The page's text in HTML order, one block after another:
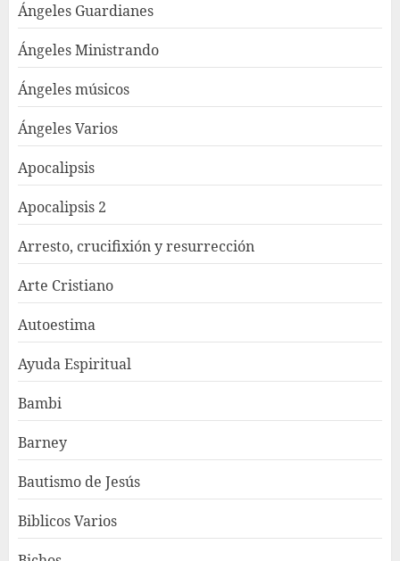
Ángeles Guardianes
Ángeles Ministrando
Ángeles músicos
Ángeles Varios
Apocalipsis
Apocalipsis 2
Arresto, crucifixión y resurrección
Arte Cristiano
Autoestima
Ayuda Espiritual
Bambi
Barney
Bautismo de Jesús
Biblicos Varios